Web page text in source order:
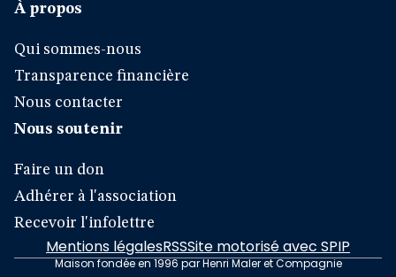
À propos
Qui sommes-nous
Transparence financière
Nous contacter
Nous soutenir
Faire un don
Adhérer à l'association
Recevoir l'infolettre
Mentions légalesRSSSite motorisé avec SPIP
Maison fondée en 1996 par Henri Maler et Compagnie